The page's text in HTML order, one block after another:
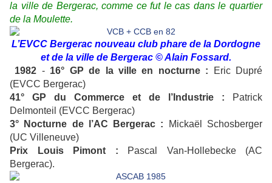
la ville de Bergerac, comme ce fut le cas dans le quartier
de la Moulette.
L’EVCC Bergerac nouveau club phare de la Dordogne
et de la ville de Bergerac © Alain Fossard.
1982 - 16° GP de la ville en nocturne : Eric Dupré
(EVCC Bergerac)
41° GP du Commerce et de l’Industrie : Patrick
Delmonteil (EVCC Bergerac)
3° Nocturne de l’AC Bergerac : Mickaël Schosberger
(UC Villeneuve)
Prix Louis Pimont : Pascal Van-Hollebecke (AC
Bergerac).